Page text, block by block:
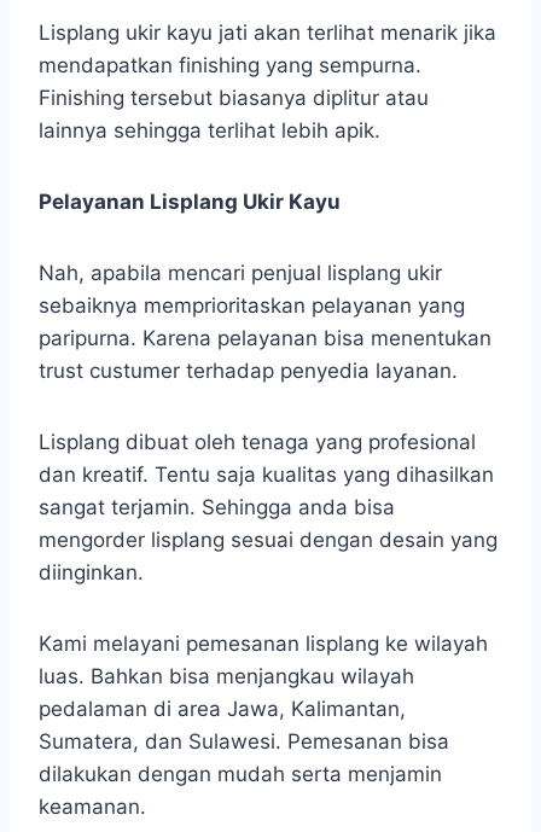
Lisplang ukir kayu jati akan terlihat menarik jika
mendapatkan finishing yang sempurna.
Finishing tersebut biasanya diplitur atau
lainnya sehingga terlihat lebih apik.
Pelayanan Lisplang Ukir Kayu
Nah, apabila mencari penjual lisplang ukir
sebaiknya memprioritaskan pelayanan yang
paripurna. Karena pelayanan bisa menentukan
trust custumer terhadap penyedia layanan.
Lisplang dibuat oleh tenaga yang profesional
dan kreatif. Tentu saja kualitas yang dihasilkan
sangat terjamin. Sehingga anda bisa
mengorder lisplang sesuai dengan desain yang
diinginkan.
Kami melayani pemesanan lisplang ke wilayah
luas. Bahkan bisa menjangkau wilayah
pedalaman di area Jawa, Kalimantan,
Sumatera, dan Sulawesi. Pemesanan bisa
dilakukan dengan mudah serta menjamin
keamanan.